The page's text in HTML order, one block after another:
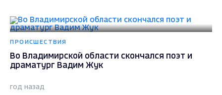
ПРОИСШЕСТВИЯ
Во Владимирской области скончался поэт и
драматург Вадим Жук
год назад